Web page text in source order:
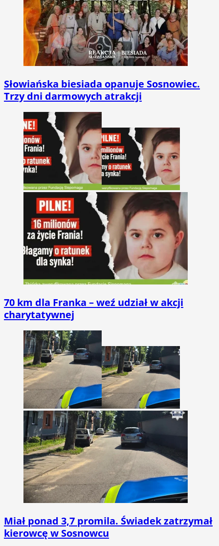
Słowiańska biesiada opanuje Sosnowiec.
Trzy dni darmowych atrakcji
70 km dla Franka – weź udział w akcji
charytatywnej
Miał ponad 3,7 promila. Świadek zatrzymał
kierowcę w Sosnowcu